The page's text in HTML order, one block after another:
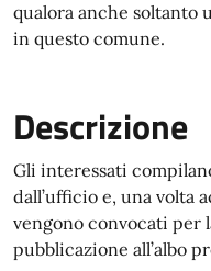
qualora anche soltanto
in questo comune.
Descrizione
Gli interessati
dall’ufficio e, una volta
vengono convocati per
pubblicazione all’albo